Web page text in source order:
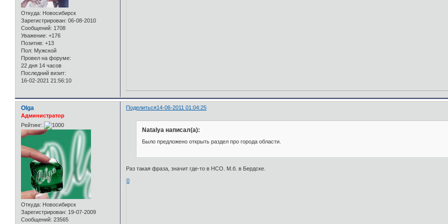
Откуда: Новосибирск
Зарегистрирован: 06-08-2010
Сообщений: 1708
Уважение: +176
Позитив: +13
Пол: Мужской
Провел на форуме:
22 дня 14 часов
Последний визит:
16-02-2021 21:56:10
Поделиться14-06-2011 01:04:25
Olga
Администратор
Рейтинг:
Откуда: Новосибирск
Зарегистрирован: 19-07-2009
Сообщений: 23565
Natalya написал(а):
Было предложено открыть раздел про города области.
Раз такая фраза, значит где-то в НСО. М.б. в Бердске.
0